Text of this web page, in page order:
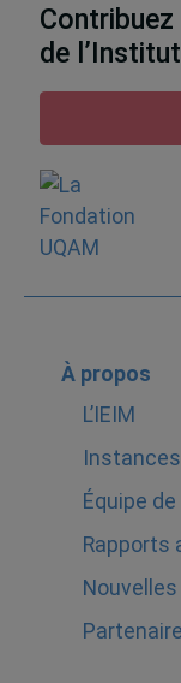
Contribuez
de
À propos
L’IEIM
Instances
Équipe
Rapports